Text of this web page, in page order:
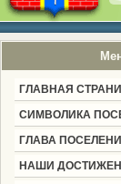
ГЛАВНАЯ
СИМВОЛИКА
ГЛАВА
НАШИ